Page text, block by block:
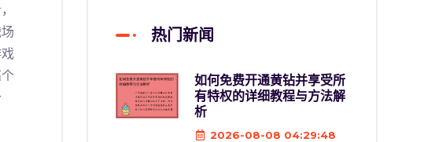
热门新闻
如何免费开通黄钻并享受所
有特权的详细教程与方法解
析
2026-08-08 04:29:48